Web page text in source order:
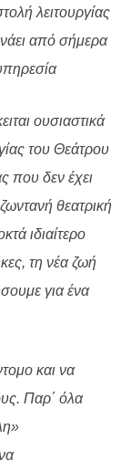
λειτουργίας
από σήμερα
ουσιαστικά
του Θεάτρου
που δεν έχει
θεατρική
ιδιαίτερο
τη νέα ζωή
για ένα
και να
Παρ΄ όλα